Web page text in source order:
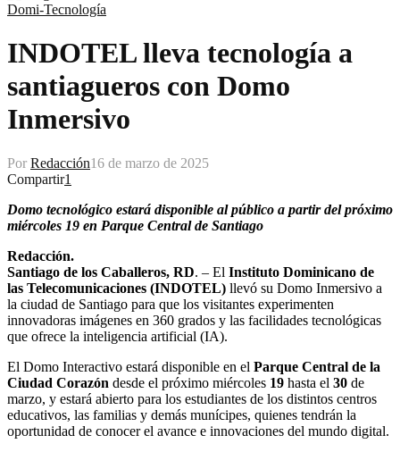
Domi-Tecnología
INDOTEL lleva tecnología a
santiagueros con Domo
Inmersivo
Por Redacción16 de marzo de 2025
Compartir1
Domo tecnológico estará disponible al público a partir del próximo
miércoles 19 en Parque Central de Santiago
Redacción.
Santiago de los Caballeros, RD. – El Instituto Dominicano de
las Telecomunicaciones (INDOTEL) llevó su Domo Inmersivo a
la ciudad de Santiago para que los visitantes experimenten
innovadoras imágenes en 360 grados y las facilidades tecnológicas
que ofrece la inteligencia artificial (IA).
El Domo Interactivo estará disponible en el Parque Central de la
Ciudad Corazón desde el próximo miércoles 19 hasta el 30 de
marzo, y estará abierto para los estudiantes de los distintos centros
educativos, las familias y demás munícipes, quienes tendrán la
oportunidad de conocer el avance e innovaciones del mundo digital.